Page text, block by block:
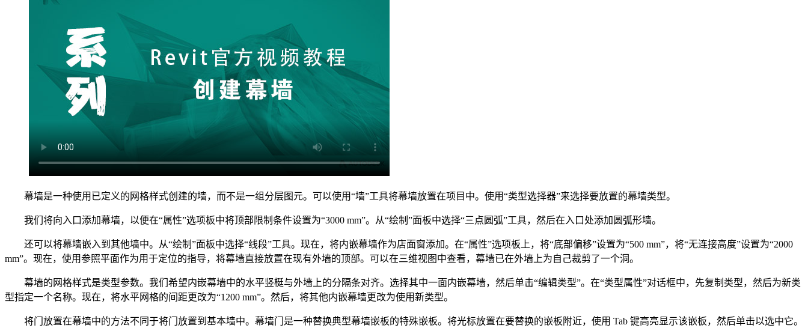
幕墙是一种使用已定义的网格样式创建的墙，而不是一组分层图元。可以使用“墙”工具将幕墙放置在项目中。使用“类型选择器”来选择要放置的幕墙类型。
我们将向入口添加幕墙，以便在“属性”选项板中将顶部限制条件设置为“3000 mm”。从“绘制”面板中选择“三点圆弧”工具，然后在入口处添加圆弧形墙。
还可以将幕墙嵌入到其他墙中。从“绘制”面板中选择“线段”工具。现在，将内嵌幕墙作为店面窗添加。在“属性”选项板上，将“底部偏移”设置为“500 mm”，将“无连接高度”设置为“2000
mm”。现在，使用参照平面作为用于定位的指导，将幕墙直接放置在现有外墙的顶部。可以在三维视图中查看，幕墙已在外墙上为自己裁剪了一个洞。
幕墙的网格样式是类型参数。我们希望内嵌幕墙中的水平竖梃与外墙上的分隔条对齐。选择其中一面内嵌幕墙，然后单击“编辑类型”。在“类型属性”对话框中，先复制类型，然后为新类
型指定一个名称。现在，将水平网格的间距更改为“1200 mm”。然后，将其他内嵌幕墙更改为使用新类型。
将门放置在幕墙中的方法不同于将门放置到基本墙中。幕墙门是一种替换典型幕墙嵌板的特殊嵌板。将光标放置在要替换的嵌板附近，使用 Tab 键高亮显示该嵌板，然后单击以选中它。